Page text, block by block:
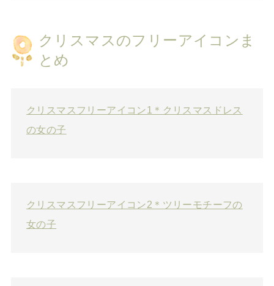
クリスマスのフリーアイコンま
とめ
クリスマスフリーアイコン1＊クリスマスドレス
の女の子
クリスマスフリーアイコン2＊ツリーモチーフの
女の子